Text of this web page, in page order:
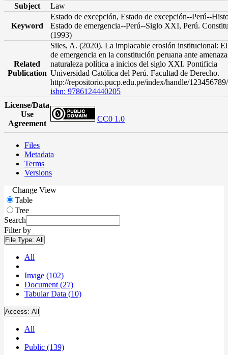
Subject
Law
Keyword
Estado de excepción, Estado de excepción--Perú--
Estado de emergencia--Perú--Siglo XXI, Perú.
(1993)
Related
Publication
Siles, A. (2020). La implacable erosión institucional: El
de emergencia en la constitución peruana ante
naturaleza política a inicios del siglo XXI. Pontificia
Universidad Católica del Perú. Facultad de Derecho.
http://repositorio.pucp.edu.pe/index/handle/
isbn: 9786124440205
License/Data
Use
Agreement
CC0 1.0
Files
Metadata
Terms
Versions
Change View
Table
Tree
Search
Filter by
File Type: All
All
Image (102)
Document (27)
Tabular Data (10)
Access: All
All
Public (139)